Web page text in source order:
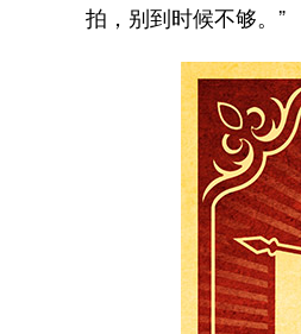
拍，别到时候不够。”